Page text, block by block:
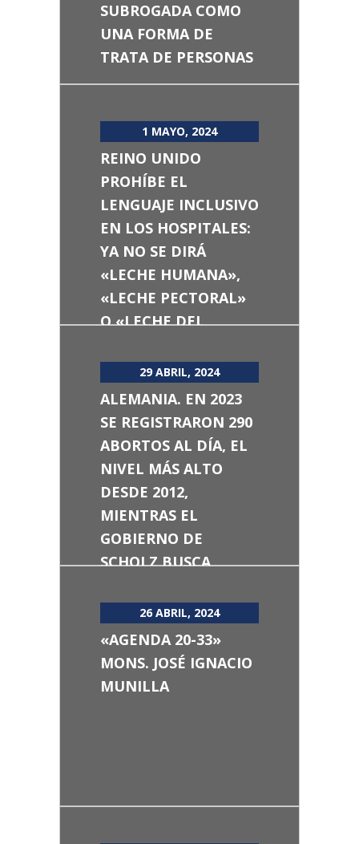
SUBROGADA COMO
UNA FORMA DE
TRATA DE PERSONAS
1 MAYO, 2024
REINO UNIDO
PROHÍBE EL
LENGUAJE INCLUSIVO
EN LOS HOSPITALES:
YA NO SE DIRÁ
«LECHE HUMANA»,
«LECHE PECTORAL»
O «LECHE DEL
LACTANTE», SINO
«LECHE MATERNA»
29 ABRIL, 2024
ALEMANIA. EN 2023
SE REGISTRARON 290
ABORTOS AL DÍA, EL
NIVEL MÁS ALTO
DESDE 2012,
MIENTRAS EL
GOBIERNO DE
SCHOLZ BUSCA
HASTA EL SEXTO MES
DE EMBARAZO
26 ABRIL, 2024
«AGENDA 20-33»
MONS. JOSÉ IGNACIO
MUNILLA